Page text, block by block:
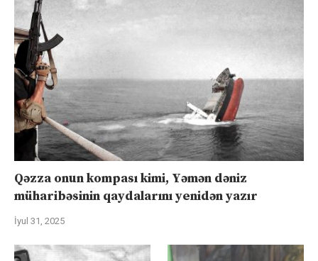
Qəzza onun kompası kimi, Yəmən dəniz
müharibəsinin qaydalarını yenidən yazır
İyul 31, 2025